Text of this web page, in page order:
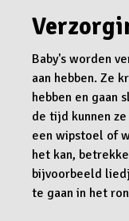
Baby's worden
aan hebben. Ze
hebben en gaan
de tijd kunnen
een wipstoel of
het kan,
bijvoorbeeld
te gaan in het